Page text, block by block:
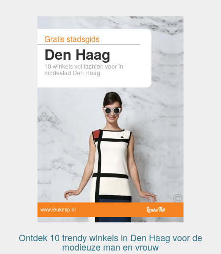
Gratis stadsgids
Den Haag
10 winkels vol fashion voor in
modestad Den Haag
www.leuketip.nl
Ontdek 10 trendy winkels in Den Haag voor de
modieuze man en vrouw